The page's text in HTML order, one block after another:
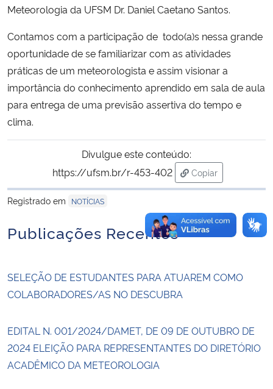
Planalto
Meteorologia da UFSM Dr. Daniel Caetano Santos.
Contamos com a participação de todo(a)s nessa grande
oportunidade de se familiarizar com as atividades
práticas de um meteorologista e assim visionar a
importância do conhecimento aprendido em sala de aula
para entrega de uma previsão assertiva do tempo e
clima.
Divulgue este conteúdo:
https://ufsm.br/r-453-402
Copiar
para área de
Registrado em
NOTÍCIAS
Publicações Recentes
SELEÇÃO DE ESTUDANTES PARA ATUAREM COMO
COLABORADORES/AS NO DESCUBRA
EDITAL N. 001/2024/DAMET, DE 09 DE OUTUBRO DE
2024 ELEIÇÃO PARA REPRESENTANTES DO DIRETÓRIO
ACADÊMICO DA METEOROLOGIA